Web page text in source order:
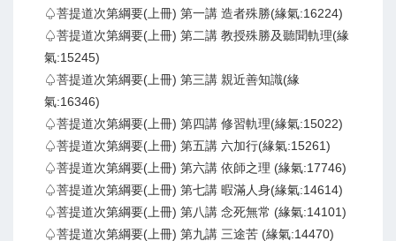
♤菩提道次第綱要(上冊) 第一講 造者殊勝(緣氣:16224)
♤菩提道次第綱要(上冊) 第二講 教授殊勝及聽聞軌理(緣
氣:15245)
♤菩提道次第綱要(上冊) 第三講 親近善知識(緣
氣:16346)
♤菩提道次第綱要(上冊) 第四講 修習軌理(緣氣:15022)
♤菩提道次第綱要(上冊) 第五講 六加行(緣氣:15261)
♤菩提道次第綱要(上冊) 第六講 依師之理 (緣氣:17746)
♤菩提道次第綱要(上冊) 第七講 暇滿人身(緣氣:14614)
♤菩提道次第綱要(上冊) 第八講 念死無常 (緣氣:14101)
♤菩提道次第綱要(上冊) 第九講 三途苦 (緣氣:14470)